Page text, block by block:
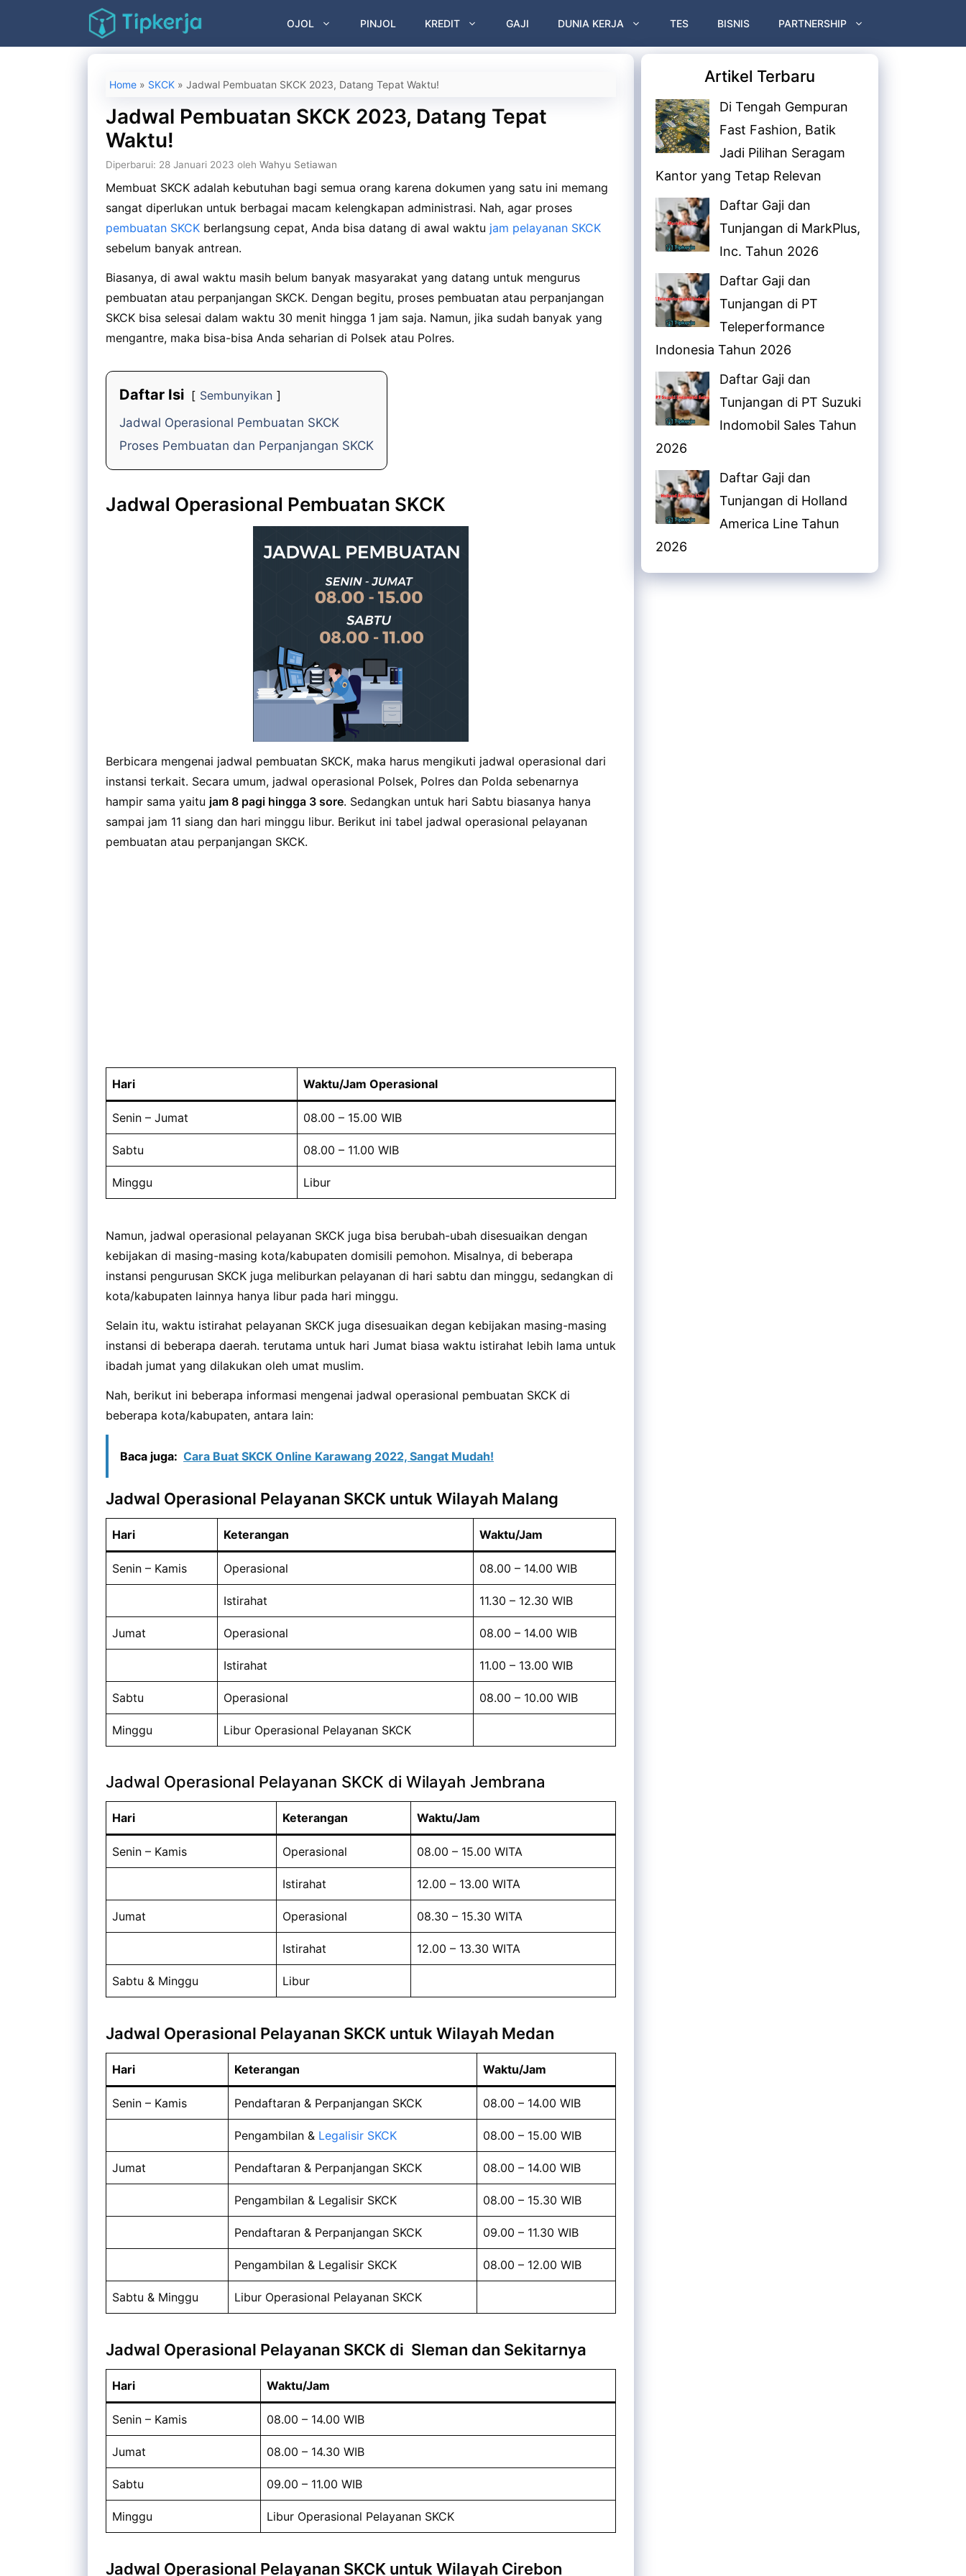
isi
OJOL PINJOL KREDIT GAJI DUNIA KERJA TES BISNIS PARTNERSHIP
Home » SKCK » Jadwal Pembuatan SKCK 2023, Datang Tepat Waktu!
Jadwal Pembuatan SKCK 2023, Datang Tepat
Waktu!
Diperbarui: 28 Januari 2023 oleh Wahyu Setiawan
Membuat SKCK adalah kebutuhan bagi semua orang karena dokumen yang satu ini memang
sangat diperlukan untuk berbagai macam kelengkapan administrasi. Nah, agar proses
pembuatan SKCK berlangsung cepat, Anda bisa datang di awal waktu jam pelayanan SKCK
sebelum banyak antrean.
Biasanya, di awal waktu masih belum banyak masyarakat yang datang untuk mengurus
pembuatan atau perpanjangan SKCK. Dengan begitu, proses pembuatan atau perpanjangan
SKCK bisa selesai dalam waktu 30 menit hingga 1 jam saja. Namun, jika sudah banyak yang
mengantre, maka bisa-bisa Anda seharian di Polsek atau Polres.
Daftar Isi
Sembunyikan
Jadwal Operasional Pembuatan SKCK
Proses Pembuatan dan Perpanjangan SKCK
Jadwal Operasional Pembuatan SKCK
Berbicara mengenai jadwal pembuatan SKCK, maka harus mengikuti jadwal operasional dari
instansi terkait. Secara umum, jadwal operasional Polsek, Polres dan Polda sebenarnya
hampir sama yaitu jam 8 pagi hingga 3 sore. Sedangkan untuk hari Sabtu biasanya hanya
sampai jam 11 siang dan hari minggu libur. Berikut ini tabel jadwal operasional pelayanan
pembuatan atau perpanjangan SKCK.
Hari Waktu/Jam Operasional
Senin – Jumat 08.00 – 15.00 WIB
Sabtu 08.00 – 11.00 WIB
Minggu Libur
Namun, jadwal operasional pelayanan SKCK juga bisa berubah-ubah disesuaikan dengan
kebijakan di masing-masing kota/kabupaten domisili pemohon. Misalnya, di beberapa
instansi pengurusan SKCK juga meliburkan pelayanan di hari sabtu dan minggu, sedangkan di
kota/kabupaten lainnya hanya libur pada hari minggu.
Selain itu, waktu istirahat pelayanan SKCK juga disesuaikan degan kebijakan masing-masing
instansi di beberapa daerah. terutama untuk hari Jumat biasa waktu istirahat lebih lama untuk
ibadah jumat yang dilakukan oleh umat muslim.
Nah, berikut ini beberapa informasi mengenai jadwal operasional pembuatan SKCK di
beberapa kota/kabupaten, antara lain:
Baca juga: Cara Buat SKCK Online Karawang 2022, Sangat Mudah!
Jadwal Operasional Pelayanan SKCK untuk Wilayah Malang
Hari Keterangan Waktu/Jam
Senin – Kamis Operasional 08.00 – 14.00 WIB
Istirahat 11.30 – 12.30 WIB
Jumat Operasional 08.00 – 14.00 WIB
Istirahat 11.00 – 13.00 WIB
Sabtu Operasional 08.00 – 10.00 WIB
Minggu Libur Operasional Pelayanan SKCK
Jadwal Operasional Pelayanan SKCK di Wilayah Jembrana
Hari Keterangan Waktu/Jam
Senin – Kamis Operasional 08.00 – 15.00 WITA
Istirahat 12.00 – 13.00 WITA
Jumat Operasional 08.30 – 15.30 WITA
Istirahat 12.00 – 13.30 WITA
Sabtu & Minggu Libur
Jadwal Operasional Pelayanan SKCK untuk Wilayah Medan
Hari Keterangan Waktu/Jam
Senin – Kamis Pendaftaran & Perpanjangan SKCK 08.00 – 14.00 WIB
Pengambilan & Legalisir SKCK 08.00 – 15.00 WIB
Jumat Pendaftaran & Perpanjangan SKCK 08.00 – 14.00 WIB
Pengambilan & Legalisir SKCK 08.00 – 15.30 WIB
Pendaftaran & Perpanjangan SKCK 09.00 – 11.30 WIB
Pengambilan & Legalisir SKCK 08.00 – 12.00 WIB
Sabtu & Minggu Libur Operasional Pelayanan SKCK
Jadwal Operasional Pelayanan SKCK di Sleman dan Sekitarnya
Hari Waktu/Jam
Senin – Kamis 08.00 – 14.00 WIB
Jumat 08.00 – 14.30 WIB
Sabtu 09.00 – 11.00 WIB
Minggu Libur Operasional Pelayanan SKCK
Jadwal Operasional Pelayanan SKCK untuk Wilayah Cirebon
Artikel Terbaru
Di Tengah Gempuran
Fast Fashion, Batik
Jadi Pilihan Seragam
Kantor yang Tetap Relevan
Daftar Gaji dan
Tunjangan di MarkPlus,
Inc. Tahun 2026
Daftar Gaji dan
Tunjangan di PT
Teleperformance
Indonesia Tahun 2026
Daftar Gaji dan
Tunjangan di PT Suzuki
Indomobil Sales Tahun
2026
Daftar Gaji dan
Tunjangan di Holland
America Line Tahun
2026